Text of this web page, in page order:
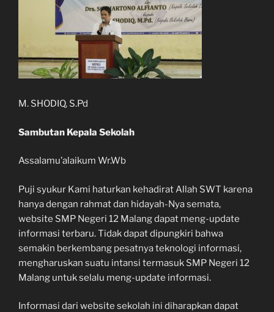
M. SHODIQ, S.Pd
Sambutan Kepala Sekolah
Assalamu’alaikum Wr.Wb
Puji syukur Kami haturkan kehadirat Allah SWT karena
hanya dengan rahmat dan hidayah-Nya semata,
website SMP Negeri 12 Malang dapat meng-update
informasi terbaru. Tidak dapat dipungkiri bahwa
semakin berkembang pesatnya teknologi informasi,
mengharuskan suatu intansi termasuk SMP Negeri 12
Malang untuk selalu meng-update informasi.
Informasi dari website sekolah ini diharapkan dapat